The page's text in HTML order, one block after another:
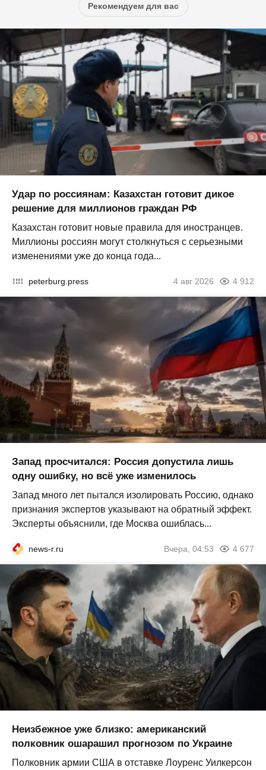
Рекомендуем для вас
Удар по россиянам: Казахстан готовит дикое
решение для миллионов граждан РФ
Казахстан готовит новые правила для иностранцев.
Миллионы россиян могут столкнуться с серьезными
изменениями уже до конца года...
peterburg.press 4 авг 2026 4 912
Запад просчитался: Россия допустила лишь
одну ошибку, но всё уже изменилось
Запад много лет пытался изолировать Россию, однако
признания экспертов указывают на обратный эффект.
Эксперты объяснили, где Москва ошиблась...
news-r.ru Вчера, 04:53 4 677
Неизбежное уже близко: американский
полковник ошарашил прогнозом по Украине
Полковник армии США в отставке Лоуренс Уилкерсон